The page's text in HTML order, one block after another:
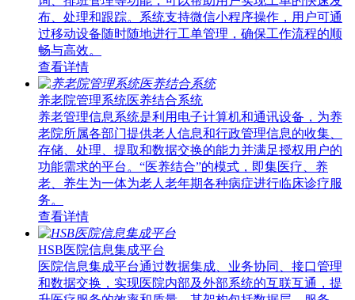
布、处理和跟踪。系统支持微信小程序操作，用户可通
过移动设备随时随地进行工单管理，确保工作流程的顺
畅与高效。
查看详情
养老院管理系统医养结合系统
养老管理信息系统是利用电子计算机和通讯设备，为养
老院所属各部门提供老人信息和行政管理信息的收集、
存储、处理、提取和数据交换的能力并满足授权用户的
功能需求的平台。“医养结合”的模式，即集医疗、养
老、养生为一体为老人老年期各种病症进行临床诊疗服
务。
查看详情
HSB医院信息集成平台
医院信息集成平台通过数据集成、业务协同、接口管理
和数据交换，实现医院内部及外部系统的互联互通，提